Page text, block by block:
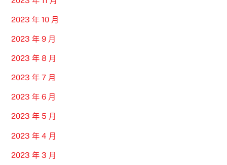
2023 年 10 月
2023 年 9 月
2023 年 8 月
2023 年 7 月
2023 年 6 月
2023 年 5 月
2023 年 4 月
2023 年 3 月